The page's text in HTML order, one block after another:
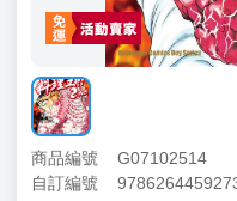
商品編號 G07102514
自訂編號